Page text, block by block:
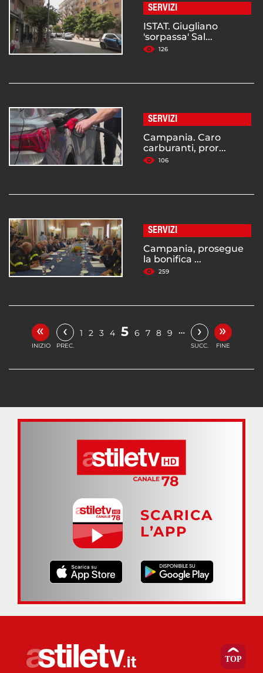
SERVIZI
ISTAT. Giugliano
'sorpassa' Sal...
126
SERVIZI
Campania. Caro
carburanti, pror...
106
SERVIZI
Campania, prosegue
la bonifica ...
259
«
INIZIO
‹
PREC.
1 2 3 4 5 6 7 8 9 … ›
SUCC.
»
FINE
SCARICA
L’APP